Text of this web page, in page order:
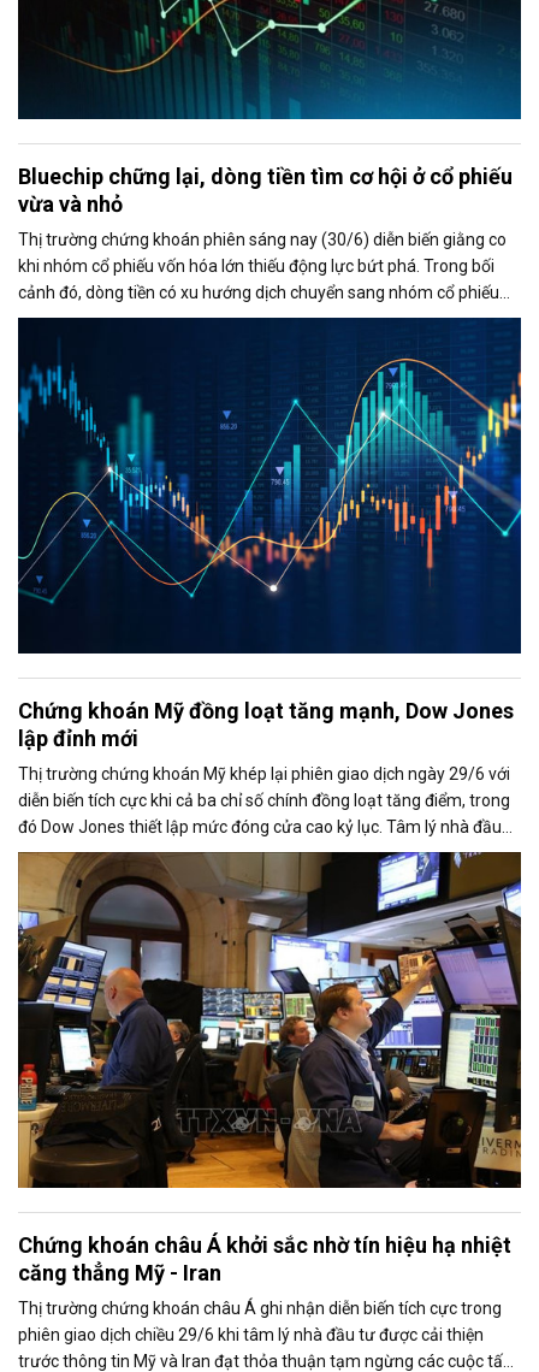
Bluechip chững lại, dòng tiền tìm cơ hội ở cổ phiếu
vừa và nhỏ
Thị trường chứng khoán phiên sáng nay (30/6) diễn biến giằng co
khi nhóm cổ phiếu vốn hóa lớn thiếu động lực bứt phá. Trong bối
cảnh đó, dòng tiền có xu hướng dịch chuyển sang nhóm cổ phiếu
vừa và nhỏ, đặc biệt là nhóm chứng khoán, giúp thanh khoản thị
trường duy trì ở mức cao và VN-Index vẫn giữ được sắc xanh.
Chứng khoán Mỹ đồng loạt tăng mạnh, Dow Jones
lập đỉnh mới
Thị trường chứng khoán Mỹ khép lại phiên giao dịch ngày 29/6 với
diễn biến tích cực khi cả ba chỉ số chính đồng loạt tăng điểm, trong
đó Dow Jones thiết lập mức đóng cửa cao kỷ lục. Tâm lý nhà đầu
tư được cải thiện nhờ căng thẳng giữa Mỹ và Iran có dấu hiệu hạ
nhiệt, trong khi nhóm cổ phiếu công nghệ lấy lại đà tăng trước thềm
mùa công bố kết quả kinh doanh quý II.
Chứng khoán châu Á khởi sắc nhờ tín hiệu hạ nhiệt
căng thẳng Mỹ - Iran
Thị trường chứng khoán châu Á ghi nhận diễn biến tích cực trong
phiên giao dịch chiều 29/6 khi tâm lý nhà đầu tư được cải thiện
trước thông tin Mỹ và Iran đạt thỏa thuận tạm ngừng các cuộc tấn